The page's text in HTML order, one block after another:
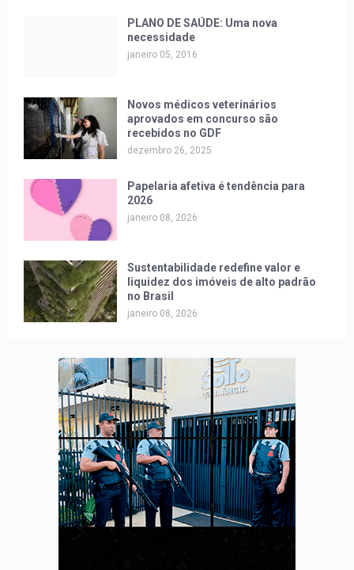
PLANO DE SAÚDE: Uma nova
necessidade
janeiro 05, 2016
Novos médicos veterinários
aprovados em concurso são
recebidos no GDF
dezembro 26, 2025
Papelaria afetiva é tendência para
2026
janeiro 08, 2026
Sustentabilidade redefine valor e
liquidez dos imóveis de alto padrão
no Brasil
janeiro 08, 2026